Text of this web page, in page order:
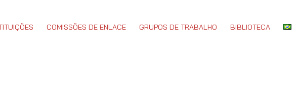
COMISSÕES DE ENLACE GRUPOS DE TRABALHO BIBLIOTECA